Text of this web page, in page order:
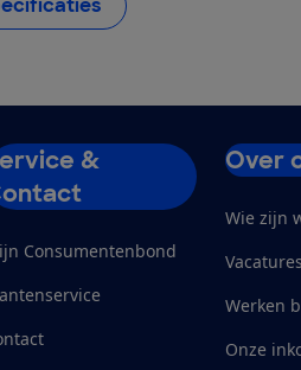
&
Consumentenbond
Over
Wie zijn
Vacatures
Werken
Onze